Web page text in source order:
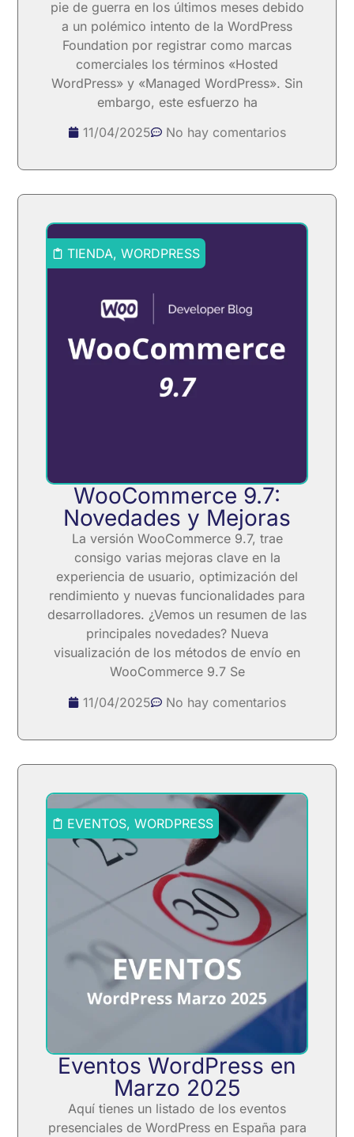
pie de guerra en los últimos meses debido
a un polémico intento de la WordPress
Foundation por registrar como marcas
comerciales los términos «Hosted
WordPress» y «Managed WordPress». Sin
embargo, este esfuerzo ha
11/04/2025
No hay comentarios
TIENDA,WORDPRESS
WooCommerce 9.7:
Novedades y Mejoras
La versión WooCommerce 9.7, trae
consigo varias mejoras clave en la
experiencia de usuario, optimización del
rendimiento y nuevas funcionalidades para
desarrolladores. ¿Vemos un resumen de las
principales novedades? Nueva
visualización de los métodos de envío en
WooCommerce 9.7 Se
11/04/2025
No hay comentarios
EVENTOS,WORDPRESS
Eventos WordPress en
Marzo 2025
Aquí tienes un listado de los eventos
presenciales de WordPress en España para